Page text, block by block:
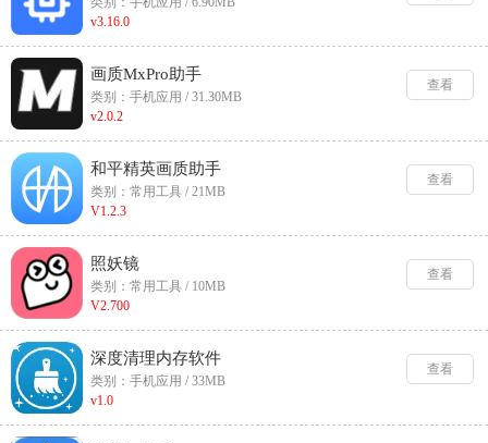
v3.16.0
画质MxPro助手
类别：手机应用 / 31.30MB
v2.0.2
查看
和平精英画质助手
类别：常用工具 / 21MB
V1.2.3
查看
照妖镜
类别：常用工具 / 10MB
V2.700
查看
深度清理内存软件
类别：手机应用 / 33MB
v1.0
查看